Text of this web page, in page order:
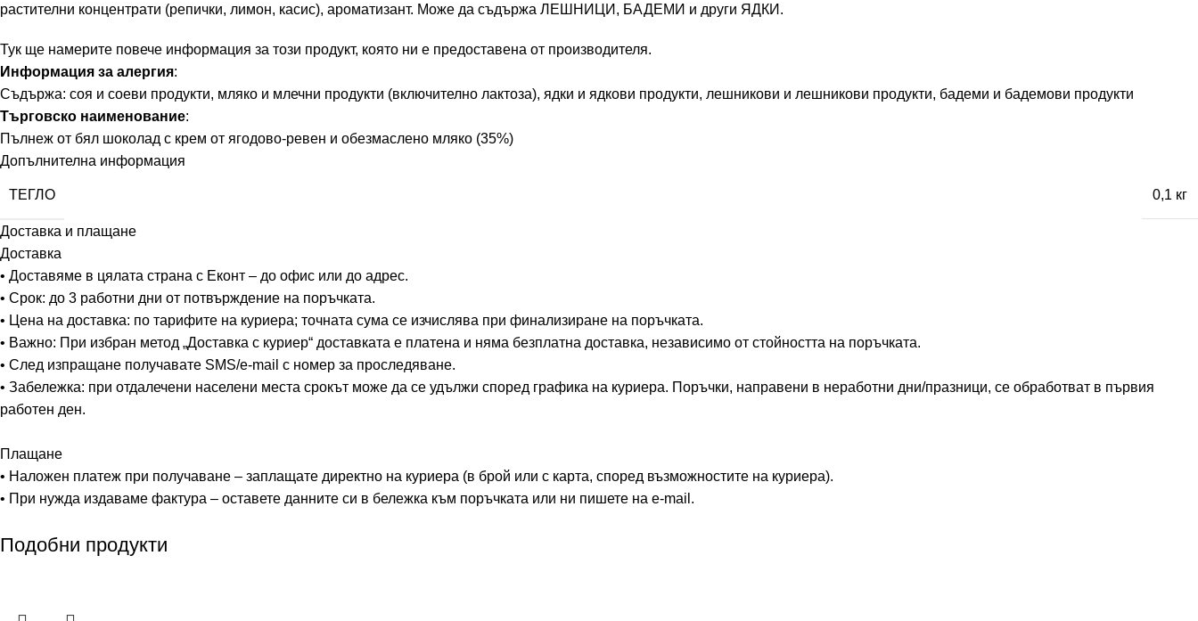
растителни концентрати (репички, лимон, касис), ароматизант. Може да съдържа ЛЕШНИЦИ, БАДЕМИ и други ЯДКИ.
Тук ще намерите повече информация за този продукт, която ни е предоставена от производителя.
Информация за алергия:
Съдържа: соя и соеви продукти, мляко и млечни продукти (включително лактоза), ядки и ядкови продукти, лешникови и лешникови продукти, бадеми и бадемови продукти
Търговско наименование:
Пълнеж от бял шоколад с крем от ягодово-ревен и обезмаслено мляко (35%)
Допълнителна информация
ТЕГЛО 0,1 кг
Доставка и плащане
Доставка
• Доставяме в цялата страна с Еконт – до офис или до адрес.
• Срок: до 3 работни дни от потвърждение на поръчката.
• Цена на доставка: по тарифите на куриера; точната сума се изчислява при финализиране на поръчката.
• Важно: При избран метод „Доставка с куриер“ доставката е платена и няма безплатна доставка, независимо от стойността на поръчката.
• След изпращане получавате SMS/e-mail с номер за проследяване.
• Забележка: при отдалечени населени места срокът може да се удължи според графика на куриера. Поръчки, направени в неработни дни/празници, се обработват в първия
работен ден.
Плащане
• Наложен платеж при получаване – заплащате директно на куриера (в брой или с карта, според възможностите на куриера).
• При нужда издаваме фактура – оставете данните си в бележка към поръчката или ни пишете на e-mail.
Подобни продукти